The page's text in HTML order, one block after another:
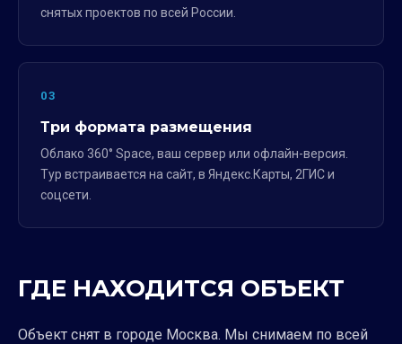
снятых проектов по всей России.
03
Три формата размещения
Облако 360° Space, ваш сервер или офлайн-версия.
Тур встраивается на сайт, в Яндекс.Карты, 2ГИС и
соцсети.
ГДЕ НАХОДИТСЯ ОБЪЕКТ
Объект снят в городе Москва. Мы снимаем по всей